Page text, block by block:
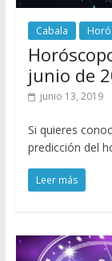
Cabala
junio de
junio 13, 2019
Si quieres
predicción del
Leer más